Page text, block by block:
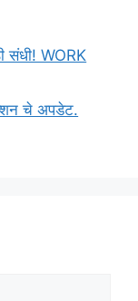
संधी! WORK
चे अपडेट.